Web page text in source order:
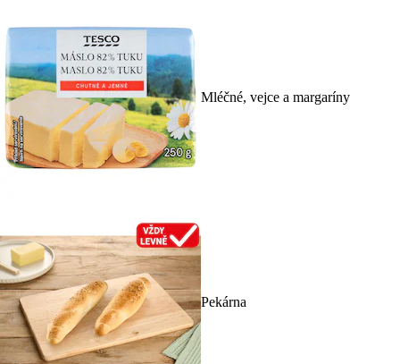
Mléčné, vejce a margaríny
Pekárna